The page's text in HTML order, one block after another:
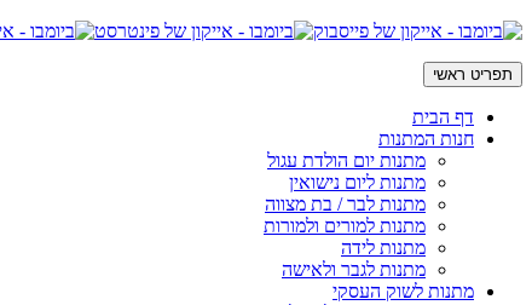
תפריט ראשי
דף הבית
חנות המתנות
מתנות יום הולדת עגול
מתנות ליום נישואין
מתנות לבר / בת מצווה
מתנות למורים ולמורות
מתנות לידה
מתנות לגבר ולאישה
מתנות לשוק העסקי